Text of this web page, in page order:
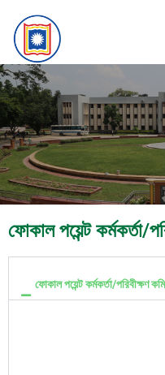
ফোকাল পয়েন্ট কর্মকর্তা/
ফোকাল পয়েন্ট কর্মকর্তা/পরিবীক্ষণ